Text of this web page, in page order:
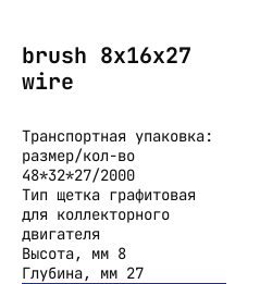
brush 8x16x27
wire
Транспортная упаковка:
размер/кол-во
48*32*27/2000
Тип щетка графитовая
для коллекторного
двигателя
Высота, мм 8
Глубина, мм 27